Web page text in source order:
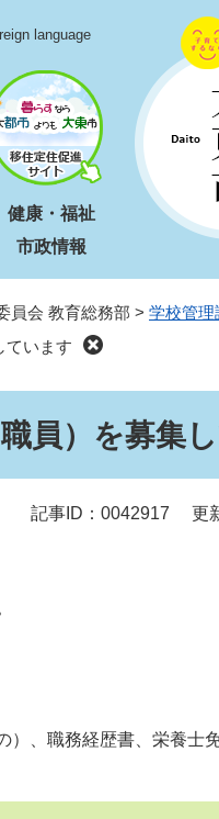
language
健康・福祉
市政情報
員会 教育総務部 > 学校管理
ています
員）を募集
記事ID：0042917
更
、職務経歴書、栄養士